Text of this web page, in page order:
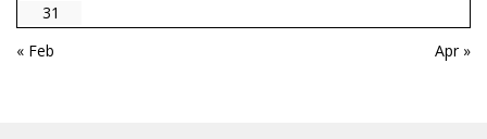
31
« Feb
Apr »